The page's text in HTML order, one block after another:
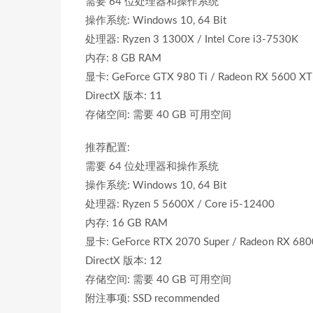
操作系统: Windows 10, 64 Bit
处理器: Ryzen 3 1300X / Intel Core i3-7530K
内存: 8 GB RAM
显卡: GeForce GTX 980 Ti / Radeon RX 5600 XT
DirectX 版本: 11
存储空间: 需要 40 GB 可用空间
推荐配置:
需要 64 位处理器和操作系统
操作系统: Windows 10, 64 Bit
处理器: Ryzen 5 5600X / Core i5-12400
内存: 16 GB RAM
显卡: GeForce RTX 2070 Super / Radeon RX
DirectX 版本: 12
存储空间: 需要 40 GB 可用空间
附注事项: SSD recommended